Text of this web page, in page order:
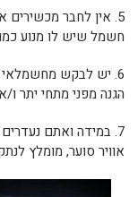
5. אין לחבר מכשירים
חשמל שיש לו מנוע
6. יש לבקש מחשמלאי
הגנה מפני מתחי יתר
7. במידה ואתם
אוויר סוער, מומלץ